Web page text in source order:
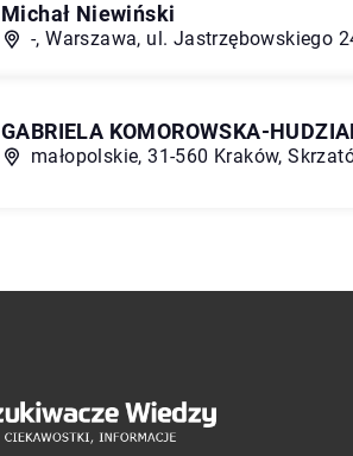
Michał Niewiński
-, Warszawa, ul. Jastrzębowskiego
GABRIELA KOMOROWSKA-
małopolskie, 31-560 Kraków,